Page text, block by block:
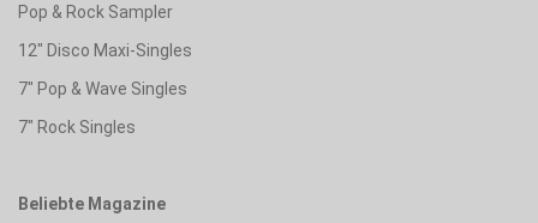
Pop & Rock Sampler
12" Disco Maxi-Singles
7" Pop & Wave Singles
7" Rock Singles
Beliebte Magazine